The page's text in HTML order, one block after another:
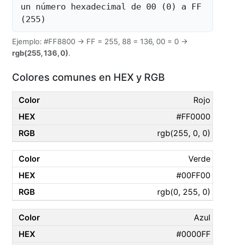
un número hexadecimal de 00 (0) a FF
(255)
Ejemplo: #FF8800 → FF = 255, 88 = 136, 00 = 0 →
rgb(255, 136, 0).
Colores comunes en HEX y RGB
Rojo
#FF0000
rgb(255, 0, 0)
Verde
#00FF00
rgb(0, 255, 0)
Azul
#0000FF